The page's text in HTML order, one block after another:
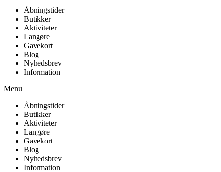
Åbningstider
Butikker
Aktiviteter
Langøre
Gavekort
Blog
Nyhedsbrev
Information
Menu
Åbningstider
Butikker
Aktiviteter
Langøre
Gavekort
Blog
Nyhedsbrev
Information